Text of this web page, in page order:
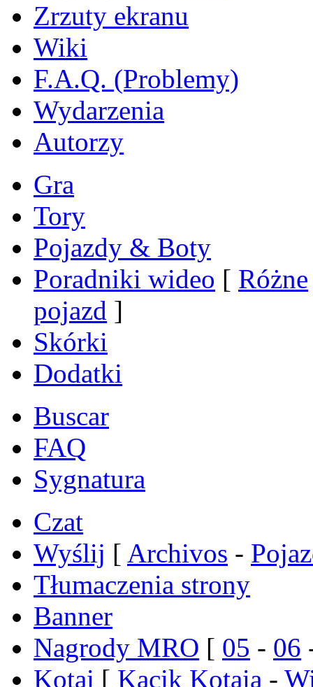
Zrzuty ekranu
Wiki
F.A.Q. (Problemy)
Wydarzenia
Autorzy
Gra
Tory
Pojazdy & Boty
Poradniki wideo [ Różne
pojazd ]
Skórki
Dodatki
Buscar
FAQ
Sygnatura
Czat
Wyślij [ Archivos -
Tłumaczenia strony
Banner
Nagrody MRO [ 05 - 06
Kotai [ Kącik Kotaia -